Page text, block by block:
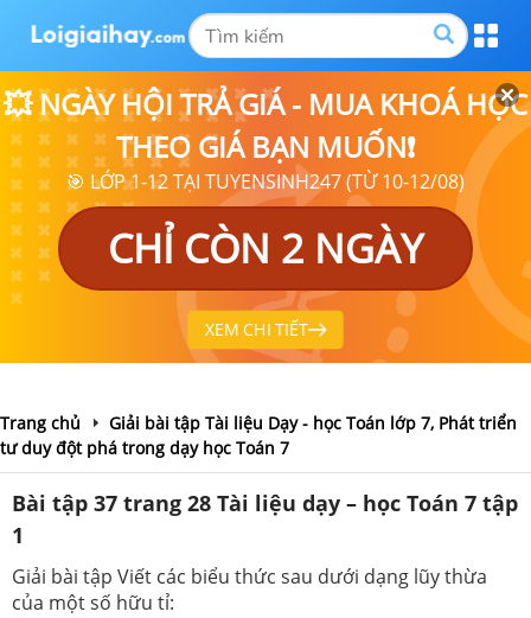
💥 NGÀY HỘI TRẢ GIÁ - MUA KHOÁ HỌC
THEO GIÁ BẠN MUỐN❗
🎯 LỚP 1-12 TẠI TUYENSINH247 (TỪ 10-12/08)
CHỈ CÒN 2 NGÀY
XEM CHI TIẾT
Trang chủ
Giải bài tập Tài liệu Dạy - học Toán lớp 7, Phát triển
tư duy đột phá trong dạy học Toán 7
Bài tập 37 trang 28 Tài liệu dạy – học Toán 7 tập
1
Giải bài tập Viết các biểu thức sau dưới dạng lũy thừa
của một số hữu tỉ: